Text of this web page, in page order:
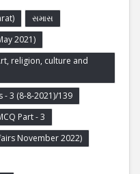
સમાસ
2021)
religion, culture and
- 3 (8-8-2021)/139
Part - 3
November 2022)